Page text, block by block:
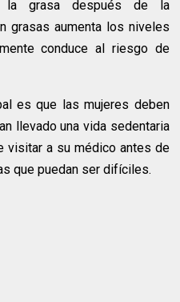
la grasa después de la
grasas aumenta los niveles
conduce al riesgo de
es que las mujeres deben
llevado una vida sedentaria
visitar a su médico antes de
que puedan ser difíciles.